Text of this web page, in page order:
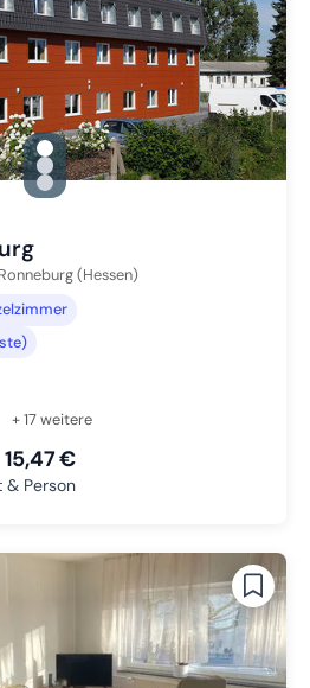
gallery.slide_selector
Zu Slide 1 wechseln
Zu Slide 2 wechseln
Zu Slide 3 wechseln
Ronneburg (Hessen)
+ 17 weitere
15,47 €
Person